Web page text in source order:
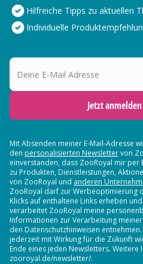
Hilfreiche Tipps zu aktuellen
Individuelle
Deine E-Mail Adresse
Jetzt anmelden
Mit Absenden meiner E-Mail-Adresse
den personalisierten Newslettervon
einverstanden, dass ZooRoyal mir per
zu Produkten, Dienstleistungen,
von ZooRoyal und anderen
ZooRoyal darf zur Werbeoptimierung
Klicks auf enthaltene Links erheben
verarbeitet ZooRoyal meine
Informationen zur Verarbeitung meiner
den Datenschutzhinweisen
jederzeit mit Wirkung für die Zukunft
Ende eines jeden Newsletters.
zooroyal.de/newsletter/.